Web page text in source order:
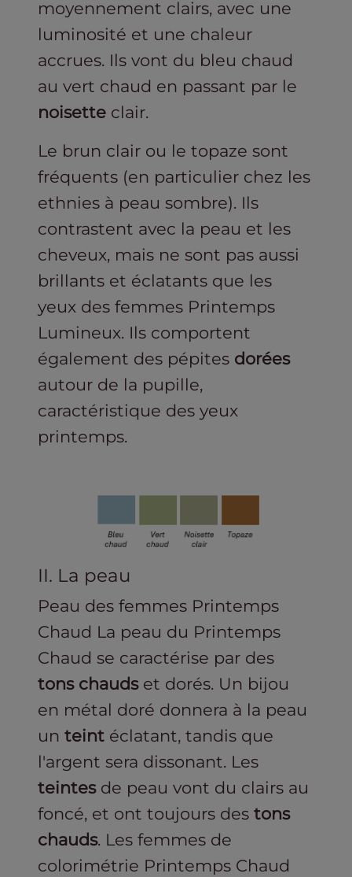
moyennement clairs, avec une
luminosité et une chaleur
accrues. Ils vont du bleu chaud
au vert chaud en passant par le
noisette clair.
Le brun clair ou le topaze sont
fréquents (en particulier chez les
ethnies à peau sombre). Ils
contrastent avec la peau et les
cheveux, mais ne sont pas aussi
brillants et éclatants que les
yeux des femmes Printemps
Lumineux. Ils comportent
également des pépites dorées
autour de la pupille,
caractéristique des yeux
printemps.
II. La peau
Peau des femmes Printemps
Chaud La peau du Printemps
Chaud se caractérise par des
tons chaudset dorés. Un bijou
en métal doré donnera à la peau
un teint éclatant, tandis que
l'argent sera dissonant. Les
teintesde peau vont du clairs au
foncé, et ont toujours des tons
chauds. Les femmes de
colorimétrie Printemps Chaud